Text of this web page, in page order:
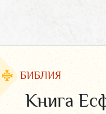
БИБЛИЯ
Книга